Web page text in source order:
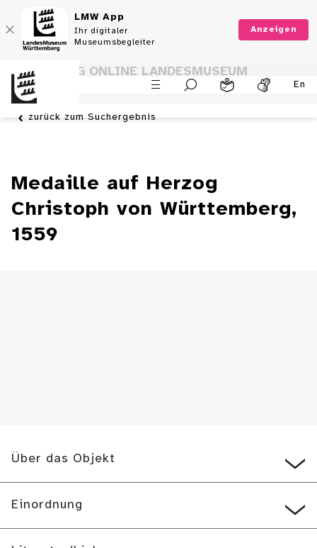
LMW App
Ihr digitaler
Museumsbegleiter
Anzeigen
En
SAMMLUNG ONLINE LANDESMUSEUM
WÜRTTEMBERG
zurück zum Suchergebnis
Medaille auf Herzog
Christoph von Württemberg,
1559
Über das Objekt
Einordnung